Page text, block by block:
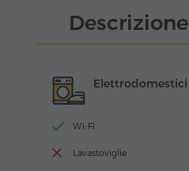
Descrizione
Elettrodomestici
Wi-Fi
Lavastoviglie